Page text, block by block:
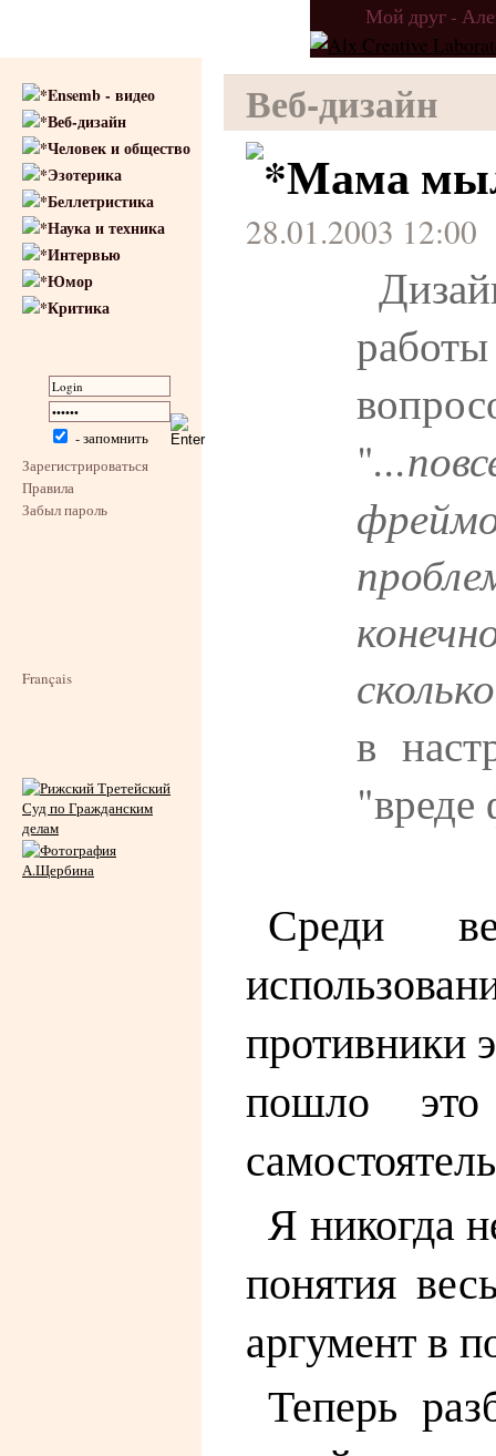
Мой друг -
Ensemb - видео
Веб-дизайн
Человек и общество
Эзотерика
Беллетристика
Наука и техника
Интервью
Юмор
Критика
- запомнить
Зарегистрироваться
Правила
Забыл пароль
Français
Веб-дизайн
Мама
28.01.2003 12:00
"
в
Среди
противники
пошло это
Я никогда
понятия
аргумент в
Теперь